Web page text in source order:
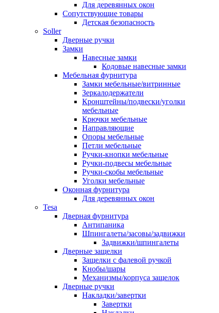
Для деревянных окон
Сопутствующие товары
Детская безопасность
Soller
Дверные ручки
Замки
Навесные замки
Кодовые навесные замки
Мебельная фурнитура
Замки мебельные/витринные
Зеркалодержатели
Кронштейны/подвески/уголки
мебельные
Крючки мебельные
Направляющие
Опоры мебельные
Петли мебельные
Ручки-кнопки мебельные
Ручки-подвесы мебельные
Ручки-скобы мебельные
Уголки мебельные
Оконная фурнитура
Для деревянных окон
Tesa
Дверная фурнитура
Антипаника
Шпингалеты/засовы/задвижки
Задвижки/шпингалеты
Дверные защелки
Защелки с фалевой ручкой
Кнобы/шары
Механизмы/корпуса защелок
Дверные ручки
Накладки/завертки
Завертки